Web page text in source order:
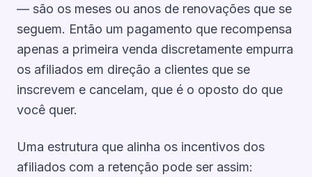
— são os meses ou anos de renovações que se
seguem. Então um pagamento que recompensa
apenas a primeira venda discretamente empurra
os afiliados em direção a clientes que se
inscrevem e cancelam, que é o oposto do que
você quer.
Uma estrutura que alinha os incentivos dos
afiliados com a retenção pode ser assim: